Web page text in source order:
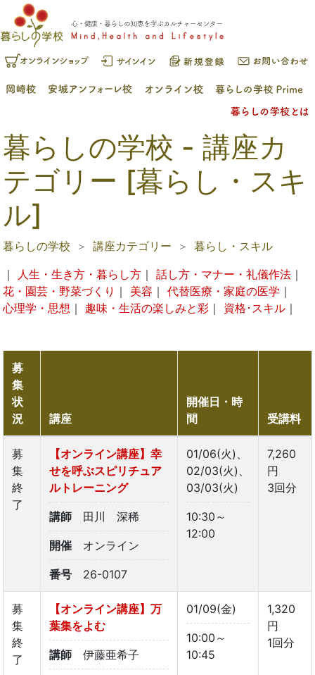
暮らしの学校 - 講座カ
テゴリー [暮らし・スキ
ル]
暮らしの学校 講座カテゴリー
暮らし・スキル
｜
人生・生き方・暮らし方 ｜ 話し方・マナー・礼儀作法 ｜
花・園芸・野菜づくり ｜ 美容 ｜ 代替医療・家庭の医学 ｜
心理学・思想 ｜ 趣味・生活の楽しみと彩 ｜ 資格･スキル ｜
募
集
状
況
講座
開催日・時
間
受講料
募
集
終
了
【オンライン講座】幸
せを呼ぶスピリチュア
ルトレーニング
講師 田川 深稀
開催 オンライン
番号 26-0107
01/06(火)、
02/03(火)、
03/03(火)
10:30～
12:00
7,260
円
3回分
募
集
終
了
【オンライン講座】万
葉集をよむ
講師 伊藤亜希子
01/09(金)
10:00～
10:45
1,320
円
1回分